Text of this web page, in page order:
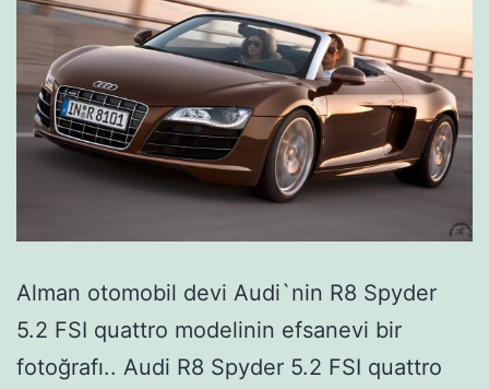
Alman otomobil devi Audi`nin R8 Spyder
5.2 FSI quattro modelinin efsanevi bir
fotoğrafı.. Audi R8 Spyder 5.2 FSI quattro